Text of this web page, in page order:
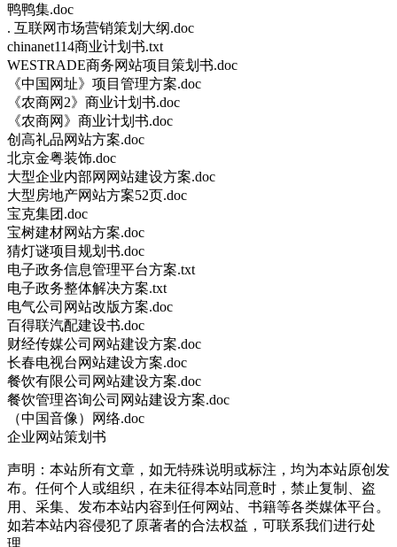
鸭鸭集.doc
. 互联网市场营销策划大纲.doc
chinanet114商业计划书.txt
WESTRADE商务网站项目策划书.doc
《中国网址》项目管理方案.doc
《农商网2》商业计划书.doc
《农商网》商业计划书.doc
创高礼品网站方案.doc
北京金粤装饰.doc
大型企业内部网网站建设方案.doc
大型房地产网站方案52页.doc
宝克集团.doc
宝树建材网站方案.doc
猜灯谜项目规划书.doc
电子政务信息管理平台方案.txt
电子政务整体解决方案.txt
电气公司网站改版方案.doc
百得联汽配建设书.doc
财经传媒公司网站建设方案.doc
长春电视台网站建设方案.doc
餐饮有限公司网站建设方案.doc
餐饮管理咨询公司网站建设方案.doc
（中国音像）网络.doc
企业网站策划书
声明：本站所有文章，如无特殊说明或标注，均为本站原创发
布。任何个人或组织，在未征得本站同意时，禁止复制、盗
用、采集、发布本站内容到任何网站、书籍等各类媒体平台。
如若本站内容侵犯了原著者的合法权益，可联系我们进行处
理。